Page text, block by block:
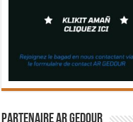
Partenaire Ar Gedour